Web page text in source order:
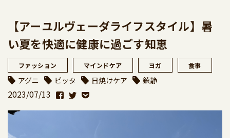
【アーユルヴェーダライフスタイル】暑
い夏を快適に健康に過ごす知恵
ファッション マインドケア ヨガ 食事
アグニ ピッタ 日焼けケア 鎮静
2023/07/13